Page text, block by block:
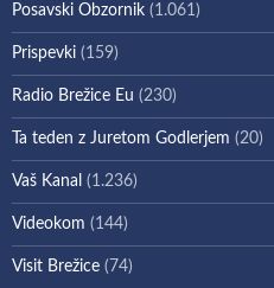
Posavski Obzornik (1.061)
Prispevki (159)
Radio Brežice Eu (230)
Ta teden z Juretom Godlerjem (20)
Vaš Kanal (1.236)
Videokom (144)
Visit Brežice (74)